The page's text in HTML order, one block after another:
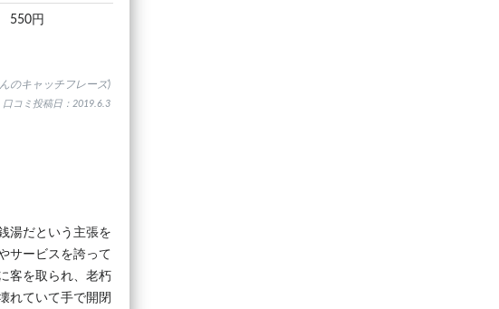
550円
のキャッチフレーズ)
口コミ投稿日：2019.6.3
湯だという主張を
サービスを誇って
客を取られ、老朽
れていて手で開閉